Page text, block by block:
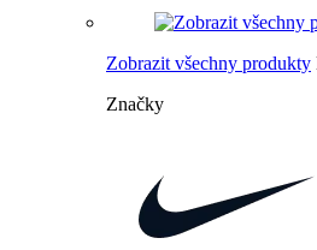
Zobrazit všechny produkty
Značky